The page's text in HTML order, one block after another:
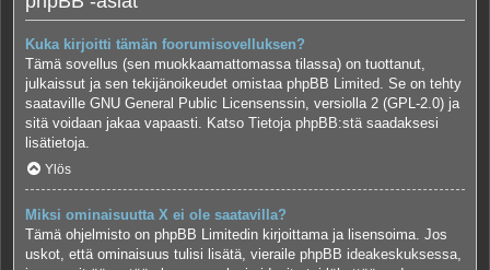
Kuka kirjoitti tämän foorumisovelluksen?
Tämä sovellus (sen muokkaamattomassa tilassa) on tuottanut,
julkaissut ja sen tekijänoikeudet omistaa phpBB Limited. Se on tehty
saataville GNU General Public Licensenssin, versiolla 2 (GPL-2.0) ja
sitä voidaan jakaa vapaasti. Katso Tietoja phpBB:stäsaadaksesi
lisätietoja.
Ylös
Miksi ominaisuutta X ei ole saatavilla?
Tämä ohjelmisto on phpBB Limitedin kirjoittama ja lisensoima. Jos
uskot, että ominaisuus tulisi lisätä, vieraile phpBB ideakeskuksessa